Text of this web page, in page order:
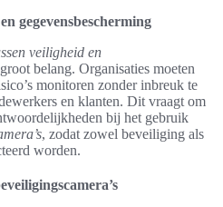
gegevensbescherming
veiligheid en
belang. Organisaties moeten
monitoren zonder inbreuk te
en klanten. Dit vraagt om
bij het gebruik
, zodat zowel beveiliging als
worden.